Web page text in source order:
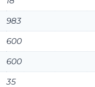
983
600
600
35